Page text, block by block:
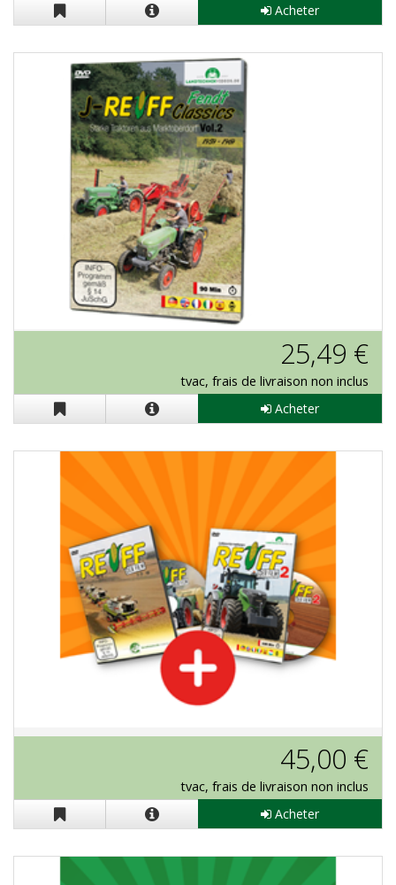
Acheter
J-Reiff "Fendt Classics Vol. 2" en DVD
25,49 €
tvac, frais de livraison non inclus
Acheter
Bundle J-Reiff "Le Film" und J-Reiff
45,00 €
tvac, frais de livraison non inclus
Acheter